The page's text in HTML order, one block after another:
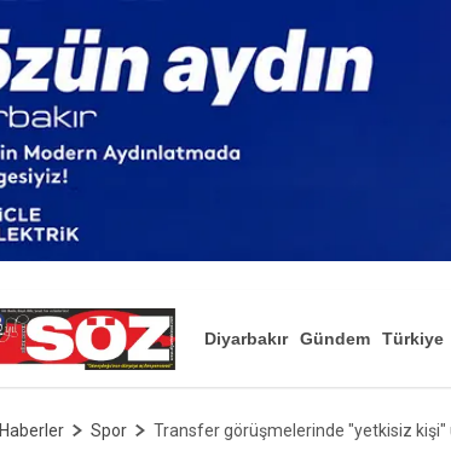
Diyarbakır Gündem Türkiye
Haberler Spor Transfer görüşmelerinde "yetkisiz kişi"